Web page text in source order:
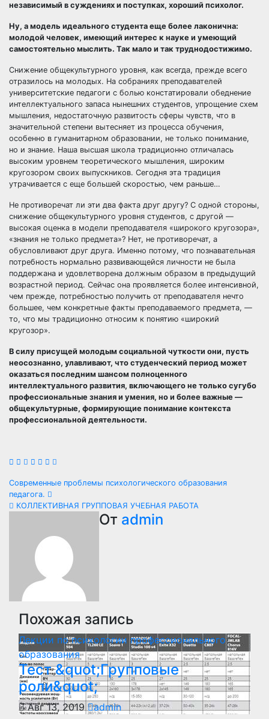
независимый в суждениях и поступках, хороший психолог.
Ну, а модель идеального студента еще более лаконична:
молодой человек, имеющий интерес к науке и умеющий
самостоятельно мыслить. Так мало и так труднодостижимо.
Снижение общекультурного уровня, как всегда, прежде всего
отразилось на молодых. На собраниях преподавателей
университетские педагоги с болью констатировали обеднение
интеллектуального запаса нынешних студентов, упрощение схем
мышления, недостаточную развитость сферы чувств, что в
значительной степени вытесняет из процесса обучения,
особенно в гуманитарном образовании, не только понимание,
но и знание. Наша высшая школа традиционно отличалась
высоким уровнем теоретического мышления, широким
кругозором своих выпускников. Сегодня эта традиция
утрачивается с еще большей скоростью, чем раньше…
Не противоречат ли эти два факта друг другу? С одной стороны,
снижение общекультурного уровня студентов, с другой —
высокая оценка в модели преподавателя «широкого кругозора»,
«знания не только предмета»? Нет, не противоречат, а
обусловливают друг друга. Именно потому, что познавательная
потребность нормально развивающейся личности не была
поддержана и удовлетворена должным образом в предыдущий
возрастной период. Сейчас она проявляется более интенсивной,
чем прежде, потребностью получить от преподавателя нечто
большее, чем конкретные факты преподаваемого предмета, —
то, что мы традиционно относим к понятию «широкий
кругозор».
В силу присущей молодым социальной чуткости они, пусть
неосознанно, улавливают, что студенческий период может
оказаться последним шансом полноценного
интеллектуального развития, включающего не только сугубо
профессиональные знания и умения, но и более важные —
общекультурные, формирующие понимание контекста
профессиональной деятельности.
Навигация
по
записям
Современные проблемы психологического образования
педагога.
КОЛЛЕКТИВНАЯ ГРУППОВАЯ УЧЕБНАЯ РАБОТА
От admin
Похожая запись
Лекции по психологии профессионального
образования
Тест &quot;Групповые
роли&quot;
Авг 13, 2019 admin